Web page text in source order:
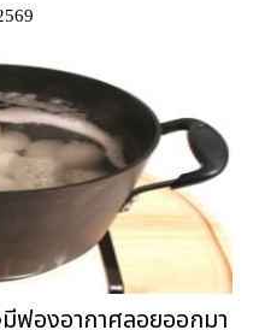
มีฟองอากาศลอยออกมา